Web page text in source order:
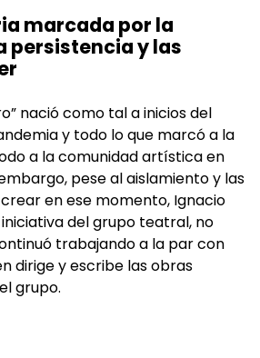
marcada por la
persistencia y las
nació como tal a inicios del
y todo lo que marcó a la
a la comunidad artística en
pese al aislamiento y las
en ese momento, Ignacio
del grupo teatral, no
trabajando a la par con
dirige y escribe las obras
grupo.